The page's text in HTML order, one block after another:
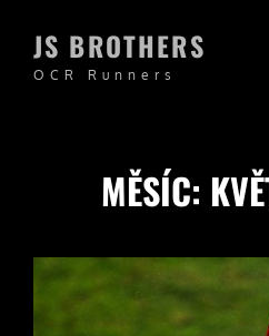
JS BROTHERS
OCR Runners
MĚSÍC: